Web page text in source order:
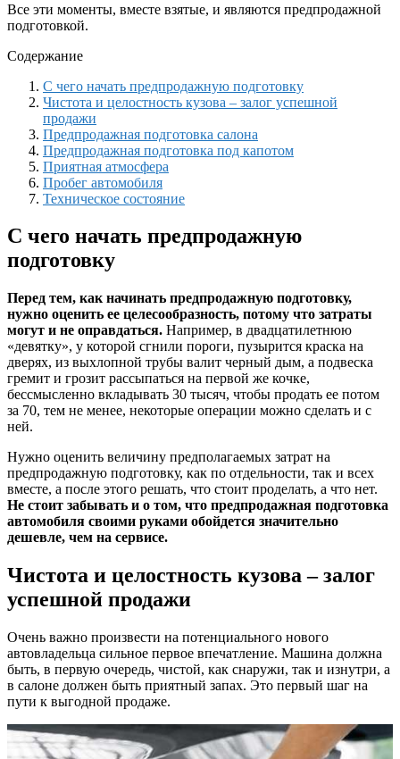
Все эти моменты, вместе взятые, и являются предпродажной
подготовкой.
Содержание
С чего начать предпродажную подготовку
Чистота и целостность кузова – залог успешной
продажи
Предпродажная подготовка салона
Предпродажная подготовка под капотом
Приятная атмосфера
Пробег автомобиля
Техническое состояние
С чего начать предпродажную
подготовку
Перед тем, как начинать предпродажную подготовку,
нужно оценить ее целесообразность, потому что затраты
могут и не оправдаться. Например, в двадцатилетнюю
«девятку», у которой сгнили пороги, пузырится краска на
дверях, из выхлопной трубы валит черный дым, а подвеска
гремит и грозит рассыпаться на первой же кочке,
бессмысленно вкладывать 30 тысяч, чтобы продать ее потом
за 70, тем не менее, некоторые операции можно сделать и с
ней.
Нужно оценить величину предполагаемых затрат на
предпродажную подготовку, как по отдельности, так и всех
вместе, а после этого решать, что стоит проделать, а что нет.
Не стоит забывать и о том, что предпродажная подготовка
автомобиля своими руками обойдется значительно
дешевле, чем на сервисе.
Чистота и целостность кузова – залог
успешной продажи
Очень важно произвести на потенциального нового
автовладельца сильное первое впечатление. Машина должна
быть, в первую очередь, чистой, как снаружи, так и изнутри, а
в салоне должен быть приятный запах. Это первый шаг на
пути к выгодной продаже.